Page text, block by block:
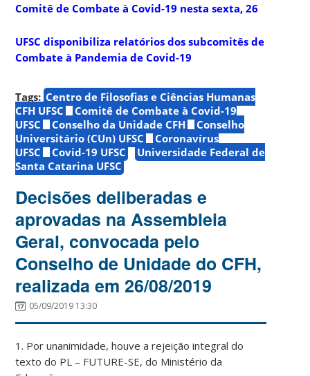
Comitê de Combate à Covid-19 nesta sexta, 26
UFSC disponibiliza relatórios dos subcomitês de
Combate à Pandemia de Covid-19
Tags: Centro de Filosofias e Ciências Humanas
CFH UFSC
Comitê de Combate à Covid-19
UFSC
Conselho da Unidade CFH
Conselho
Universitário (CUn) UFSC
Coronavírus
UFSC
Covid-19 UFSC
Universidade Federal de
Santa Catarina UFSC
Decisões deliberadas e
aprovadas na Assembleia
Geral, convocada pelo
Conselho de Unidade do CFH,
realizada em 26/08/2019
05/09/2019 13:30
1. Por unanimidade, houve a rejeição integral do
texto do PL – FUTURE-SE, do Ministério da